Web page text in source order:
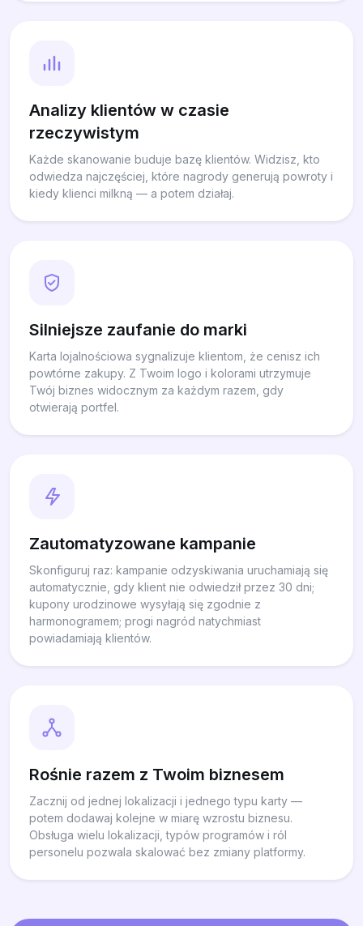
Analizy klientów w czasie
rzeczywistym
Każde skanowanie buduje bazę klientów. Widzisz, kto
odwiedza najczęściej, które nagrody generują powroty i
kiedy klienci milkną — a potem działaj.
Silniejsze zaufanie do marki
Karta lojalnościowa sygnalizuje klientom, że cenisz ich
powtórne zakupy. Z Twoim logo i kolorami utrzymuje
Twój biznes widocznym za każdym razem, gdy
otwierają portfel.
Zautomatyzowane kampanie
Skonfiguruj raz: kampanie odzyskiwania uruchamiają się
automatycznie, gdy klient nie odwiedził przez 30 dni;
kupony urodzinowe wysyłają się zgodnie z
harmonogramem; progi nagród natychmiast
powiadamiają klientów.
Rośnie razem z Twoim biznesem
Zacznij od jednej lokalizacji i jednego typu karty —
potem dodawaj kolejne w miarę wzrostu biznesu.
Obsługa wielu lokalizacji, typów programów i ról
personelu pozwala skalować bez zmiany platformy.